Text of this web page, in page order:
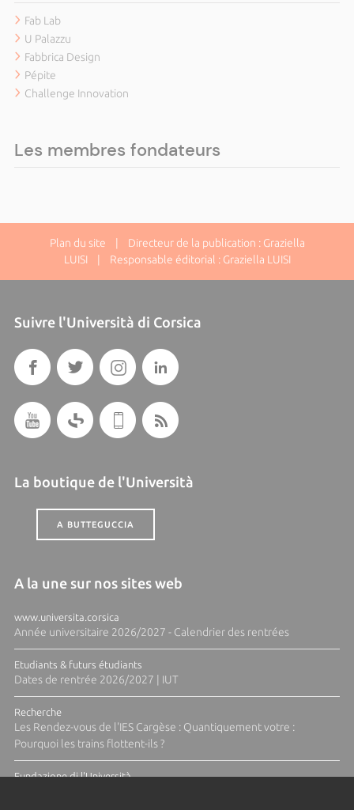
Fab Lab
U Palazzu
Fabbrica Design
Pépite
Challenge Innovation
Les membres fondateurs
Plan du site | Directeur de la publication : Graziella
LUISI | Responsable éditorial : Graziella LUISI
Suivre l'Università di Corsica
La boutique de l'Università
A BUTTEGUCCIA
A la une sur nos sites web
www.universita.corsica
Année universitaire 2026/2027 - Calendrier des rentrées
Etudiants & futurs étudiants
Dates de rentrée 2026/2027 | IUT
Recherche
Les Rendez-vous de l'IES Cargèse : Quantiquement votre :
Pourquoi les trains flottent-ils ?
Fundazione di l'Università